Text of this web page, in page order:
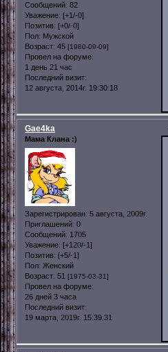
Сообщений: 82
Уважение: [+1/-0]
Позитив: [+0/-0]
Пол: Мужской
Возраст: 45 [1980-09-09]
Провел на форуме:
1 день 21 час
Последний визит:
12 августа, 2014г. 19:30:18
Gae4ka
Мама Клана :)
Зарегистрирован: 5 августа, 2009г.
Приглашений: 0
Сообщений: 1705
Уважение: [+120/-1]
Позитив: [+5/-1]
Пол: Женский
Возраст: 51 [1975-03-31]
Провел на форуме:
26 дней 3 часа
Последний визит:
19 марта, 2019г. 15:39:31